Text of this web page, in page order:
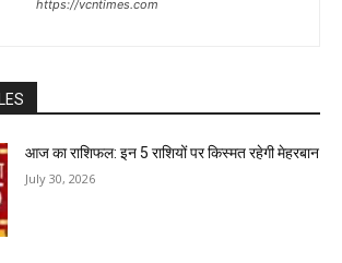
https://vcntimes.com
आज का राशिफल: इन 5 राशियों पर किस्मत रहेगी मेहरबान
July 30, 2026